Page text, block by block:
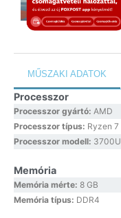
MŰSZAKI ADATOK
Processzor
Processzor gyártó: AMD
Processzor típus: Ryzen 7
Processzor modell: 3700U
Memória
Memória mérte: 8 GB
Memória típus: DDR4